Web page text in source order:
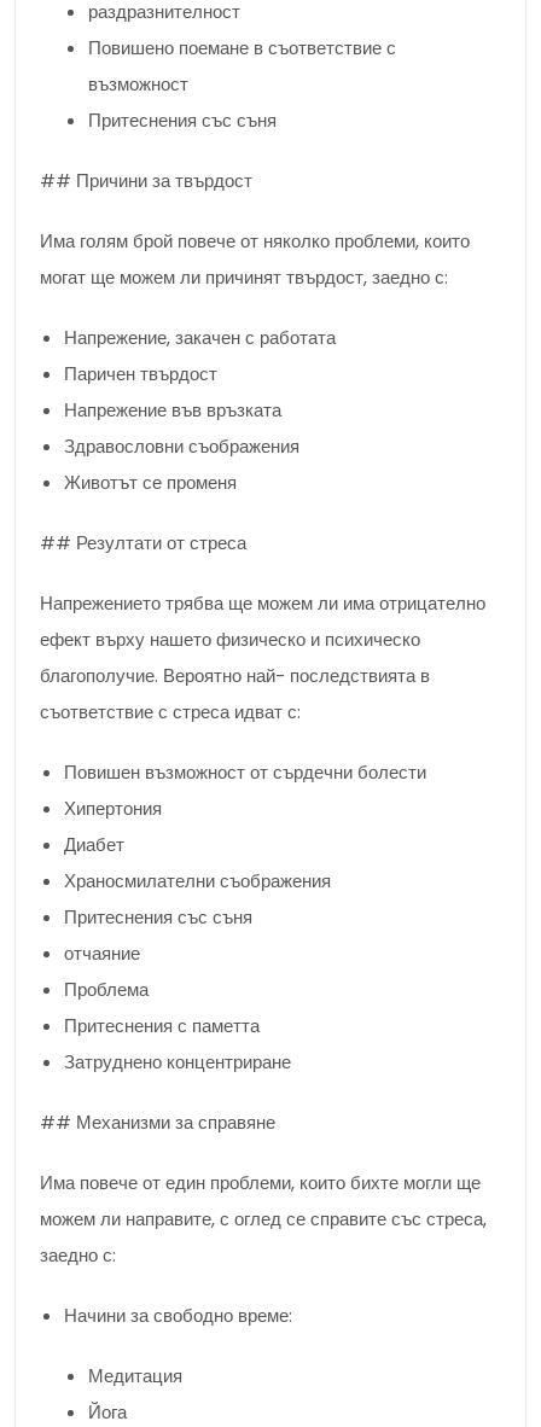
раздразнителност
Повишено поемане в съответствие с
възможност
Притеснения със съня
## Причини за твърдост
Има голям брой повече от няколко проблеми, които
могат ще можем ли причинят твърдост, заедно с:
Напрежение, закачен с работата
Паричен твърдост
Напрежение във връзката
Здравословни съображения
Животът се променя
## Резултати от стреса
Напрежението трябва ще можем ли има отрицателно
ефект върху нашето физическо и психическо
благополучие. Вероятно най- последствията в
съответствие с стреса идват с:
Повишен възможност от сърдечни болести
Хипертония
Диабет
Храносмилателни съображения
Притеснения със съня
отчаяние
Проблема
Притеснения с паметта
Затруднено концентриране
## Механизми за справяне
Има повече от един проблеми, които бихте могли ще
можем ли направите, с оглед се справите със стреса,
заедно с:
Начини за свободно време:
Медитация
Йога